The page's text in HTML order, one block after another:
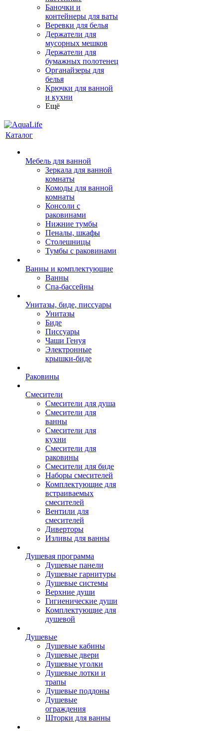
Баночки и
контейнеры для ваты
Веревки для белья
Держатели для
мусорных мешков
Держатели для
бумажных полотенец
Органайзеры для
белья
Крючки для ванной
и кухни
Ещё
Каталог
Мебель для ванной
Зеркала для ванной
комнаты
Комоды для ванной
комнаты
Консоли с
раковинами
Нижние тумбы
Пеналы, шкафы
Столешницы
Тумбы с раковинами
Ванны и комплектующие
Ванны
Спа-бассейны
Унитазы, биде, писсуары
Унитазы
Биде
Писсуары
Чаши Генуя
Электронные
крышки-биде
Раковины
Смесители
Смесители для душа
Смесители для
ванны
Смесители для
кухни
Смесители для
раковины
Смесители для биде
Наборы смесителей
Комплектующие для
встраиваемых
смесителей
Вентили для
смесителей
Диверторы
Изливы для ванны
Душевая программа
Душевые панели
Душевые гарнитуры
Душевые системы
Верхние души
Гигиенические души
Комплектующие для
душевой
Душевые
Душевые кабины
Душевые двери
Душевые уголки
Душевые лотки и
трапы
Душевые поддоны
Душевые
ограждения
Шторки для ванны